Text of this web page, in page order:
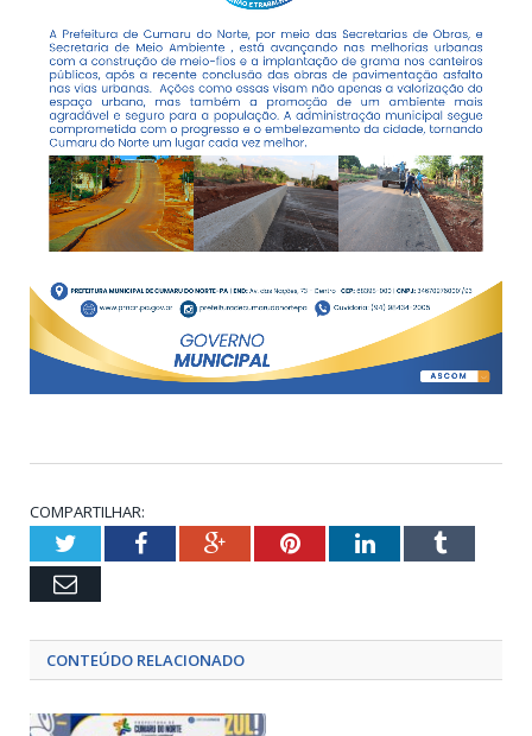
COMPARTILHAR:
TwitterFacebookGoogle+PinterestLinkedInTumblr
Email
CONTEÚDO RELACIONADO